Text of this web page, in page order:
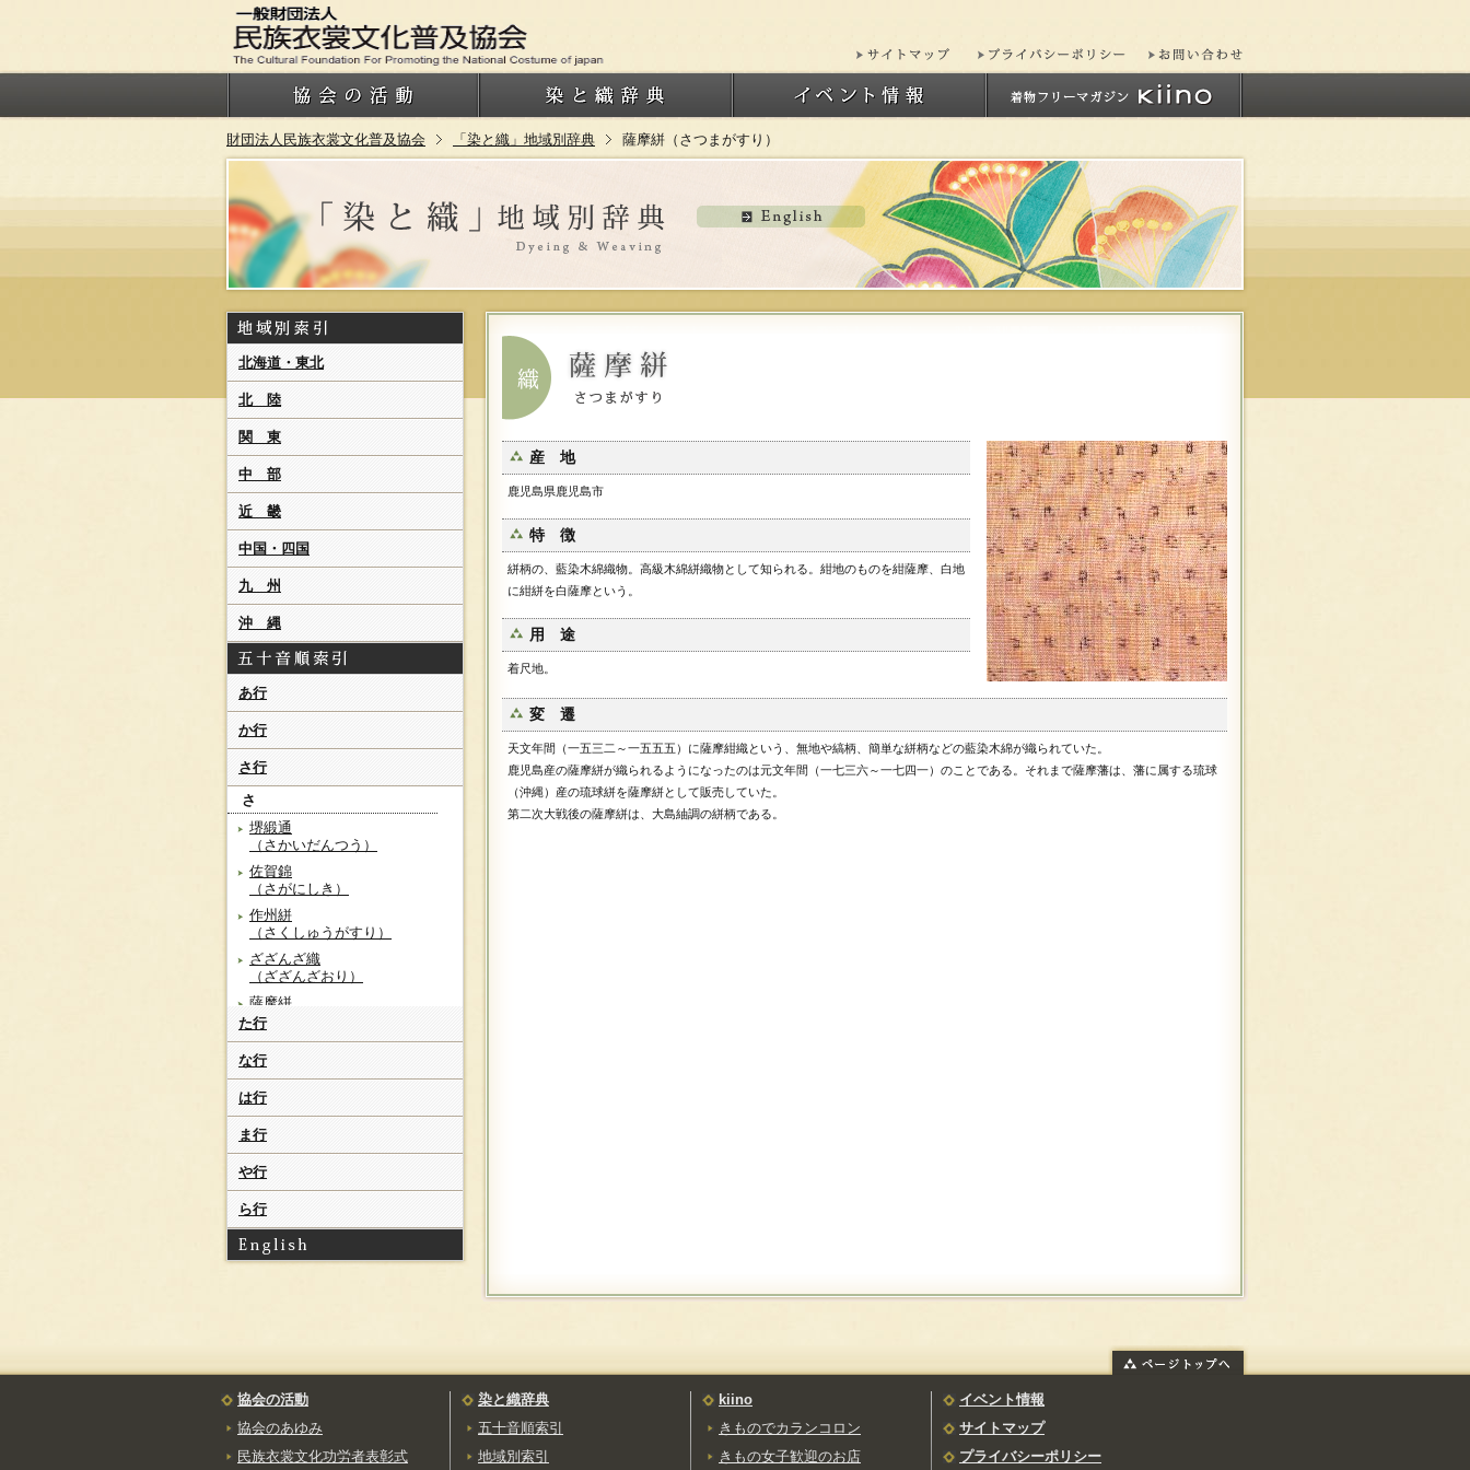
財団法人民族衣裳文化普及協会 「染と織」地域別辞典 薩摩絣（さつまがすり）
産 地
鹿児島県鹿児島市
特 徴
絣柄の、藍染木綿織物。高級木綿絣織物として知られる。紺地のものを紺薩摩、白地
に紺絣を白薩摩という。
用 途
着尺地。
変 遷
天文年間（一五三二～一五五五）に薩摩紺織という、無地や縞柄、簡単な絣柄などの藍染木綿が織られていた。
鹿児島産の薩摩絣が織られるようになったのは元文年間（一七三六～一七四一）のことである。それまで薩摩藩は、藩に属する琉球
（沖縄）産の琉球絣を薩摩絣として販売していた。
第二次大戦後の薩摩絣は、大島紬調の絣柄である。
北海道・東北
北 陸
関 東
中 部
近 畿
中国・四国
九 州
沖 縄
あ行
か行
さ行
さ
堺緞通
（さかいだんつう）
佐賀錦
（さがにしき）
作州絣
（さくしゅうがすり）
ざざんざ織
（ざざんざおり）
薩摩絣
（さつまがすり）
山辺里織
（さべりおり）
山北科布
（さんぼくしなぬの）
し
紫根染[鹿角茜染]
（しこんぞめ）
首里手縞
（しゅりてじま）
首里生藍染手縞
（しょうあいぶしゅうこ
んおり）
白鷹お召し
（しらたかおめし）
白石紙子
た行
な行
は行
ま行
や行
ら行
協会の活動
協会のあゆみ
民族衣裳文化功労者表彰式
染と織辞典
五十音順索引
地域別索引
kiino
きものでカランコロン
きもの女子歓迎のお店
イベント情報
サイトマップ
プライバシーポリシー